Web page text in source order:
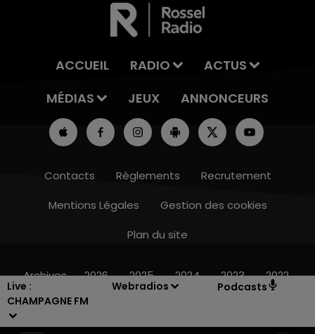
Live :
CHAMPAGNE FM
Webradios Podcasts
11h00 - 16h00
ACCUEIL RADIO
ACTUS
MÉDIAS
JEUX ANNONCEURS
Contacts Règlements
Recrutement
Mentions Légales
Gestion des cookies
Plan du site
Archives 2026 2025 2024 2023 2022